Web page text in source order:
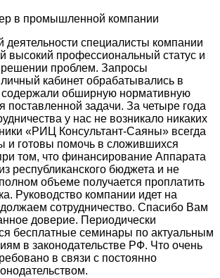
в промышленной компании
деятельности специалисты компании
высокий профессиональный статус и
решении проблем. Запросы
кабинет обрабатывались в
содержали обширную нормативную
поставленной задачи. За четыре года
у нас не возникало никаких
«РИЦ Консультант-Саяны» всегда
и готовы помочь в сложившихся
том, что финансирование Аппарата
республиканского бюджета и не
объеме получается проплатить
Руководство компании идет на
сотрудничество. Спасибо Вам
доверие. Периодически
бесплатные семинары по актуальным
в законодательстве РФ. Что очень
в связи с постоянно